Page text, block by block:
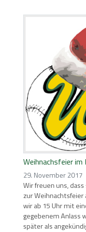
Weihnachsfeier im
29. November 2017
Wir freuen uns,
zur
wir ab 15 Uhr mit
gegebenem Anlass
später als